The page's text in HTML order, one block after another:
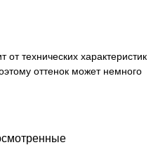
от технических характеристик
оттенок может немного